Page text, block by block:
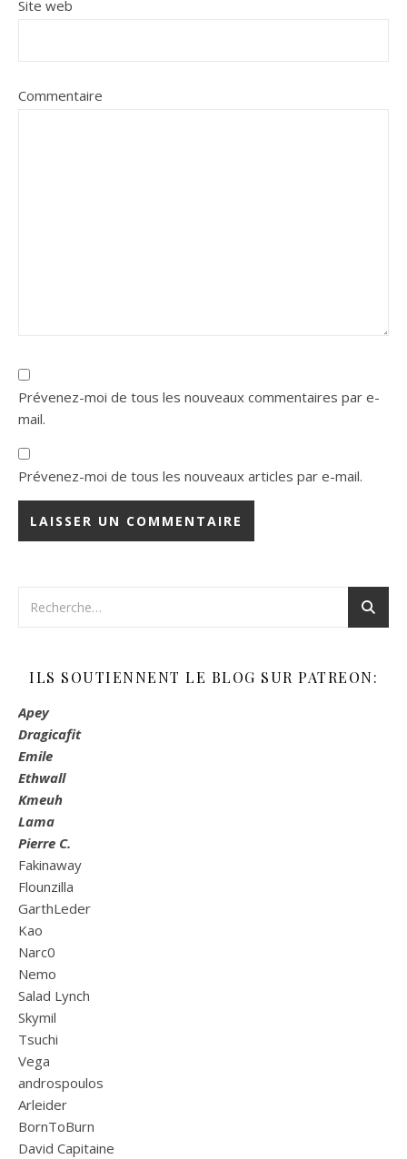
Site web
Commentaire
Prévenez-moi de tous les nouveaux commentaires par e-
mail.
Prévenez-moi de tous les nouveaux articles par e-mail.
ILS SOUTIENNENT LE BLOG SUR PATREON:
Apey
Dragicafit
Emile
Ethwall
Kmeuh
Lama
Pierre C.
Fakinaway
Flounzilla
GarthLeder
Kao
Narc0
Nemo
Salad Lynch
Skymil
Tsuchi
Vega
androspoulos
Arleider
BornToBurn
David Capitaine